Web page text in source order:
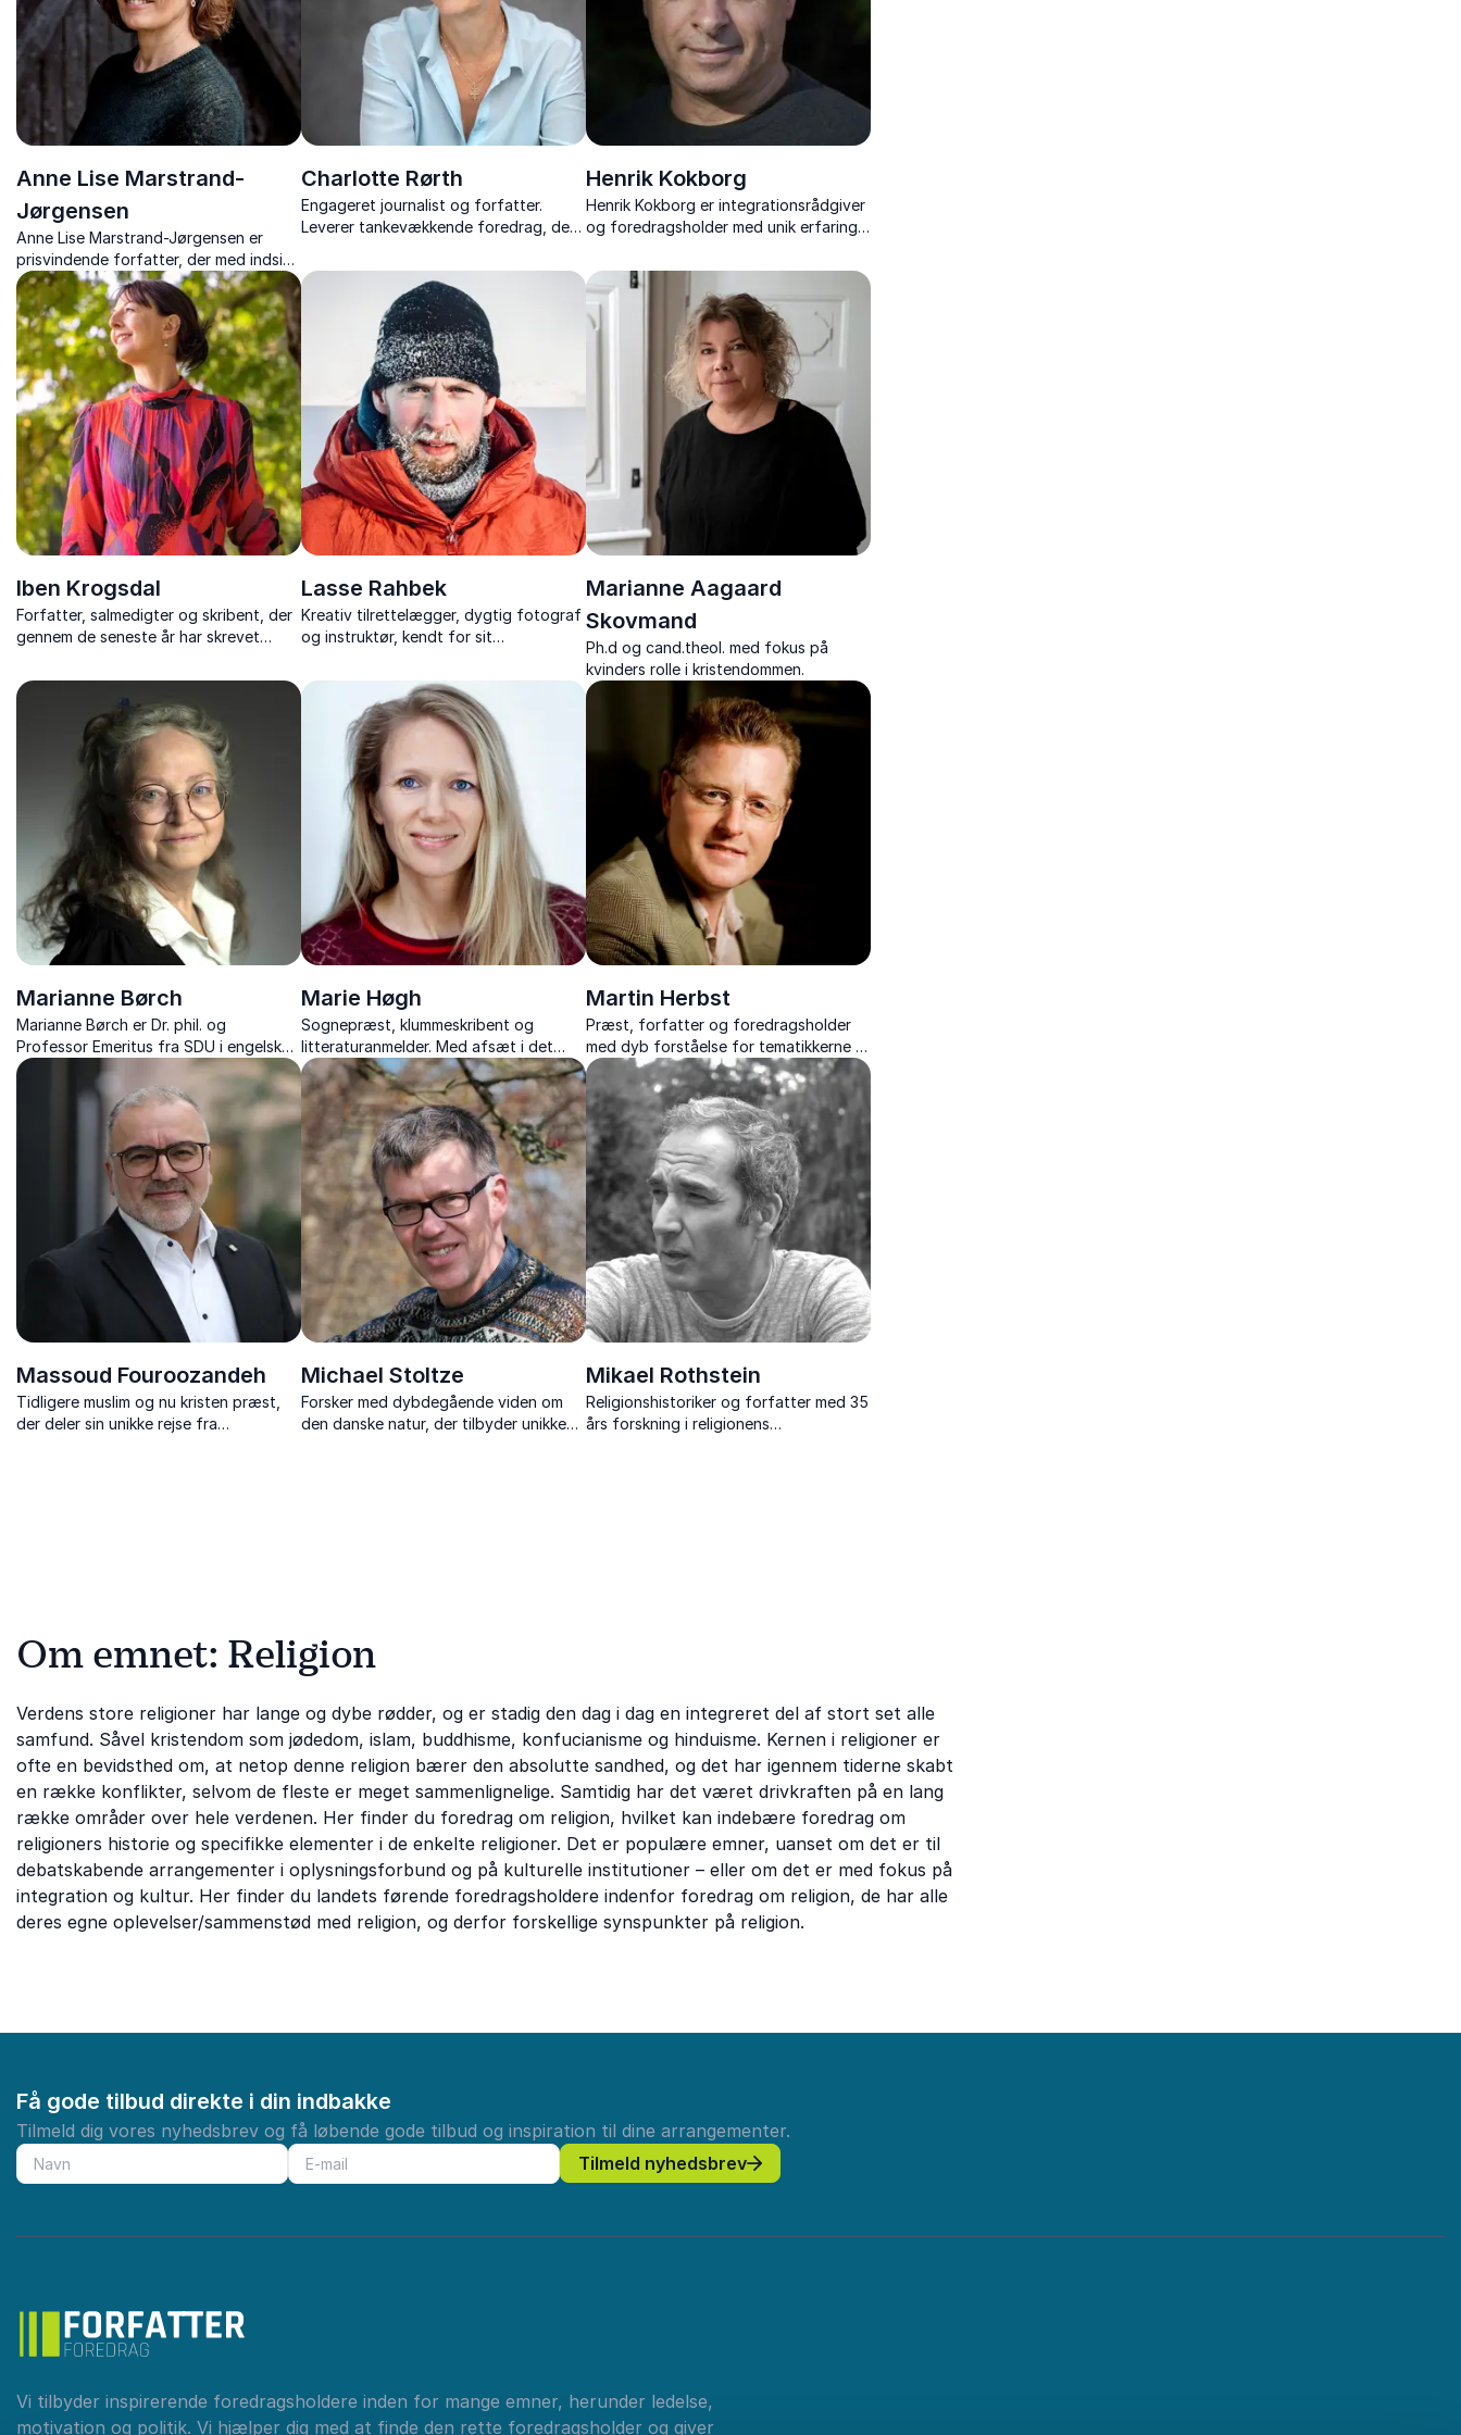
Anne Lise Marstrand-
Jørgensen
Anne Lise Marstrand-Jørgensen er
prisvindende forfatter, der med indsigt
og varme fortæller om litteraturens
kraft, historiske kvinder og livets store
valg.
Charlotte Rørth
Engageret journalist og forfatter.
Leverer tankevækkende foredrag, der
formidle komplekse emner med klarhed.
Henrik Kokborg
Henrik Kokborg er integrationsrådgiver
og foredragsholder med unik erfaring i
parallelsamfund.
Iben Krogsdal
Forfatter, salmedigter og skribent, der
gennem de seneste år har skrevet
koncertfortællinger og korværker.
Lasse Rahbek
Kreativ tilrettelægger, dygtig fotograf
og instruktør, kendt for sit
"Sirius", der viser unikke fortællinger
gennem sit linse.
Marianne Aagaard
Skovmand
Ph.d og cand.theol. med fokus på
kvinders rolle i kristendommen.
Marianne Børch
Marianne Børch er Dr. phil. og
Professor Emeritus fra SDU i engelsk
litteratur.
Marie Høgh
Sognepræst, klummeskribent og
litteraturanmelder. Med afsæt i det
kristne menneskesyn udfolder hun de
vilkår, der former os, uanset tid og
tendens.
Martin Herbst
Præst, forfatter og foredragsholder
med dyb forståelse for tematikkerne i
Dantes "Guddommelige Komedie".
Formidler komplekse åndelige og
filosofiske spørgsmål
Massoud Fouroozandeh
Tidligere muslim og nu kristen præst,
der deler sin unikke rejse fra
Michael Stoltze
Forsker med dybdegående viden om
den danske natur, der tilbyder unikke
Mikael Rothstein
Religionshistoriker og forfatter med 35
års forskning i religionens
Om emnet: Religion
Verdens store religioner har lange og dybe rødder, og er stadig den dag i dag en integreret del af stort set alle
samfund. Såvel kristendom som jødedom, islam, buddhisme, konfucianisme og hinduisme. Kernen i religioner er
ofte en bevidsthed om, at netop denne religion bærer den absolutte sandhed, og det har igennem tiderne skabt
en række konflikter, selvom de fleste er meget sammenlignelige. Samtidig har det været drivkraften på en lang
række områder over hele verdenen. Her finder du foredrag om religion, hvilket kan indebære foredrag om
religioners historie og specifikke elementer i de enkelte religioner. Det er populære emner, uanset om det er til
debatskabende arrangementer i oplysningsforbund og på kulturelle institutioner – eller om det er med fokus på
integration og kultur. Her finder du landets førende foredragsholdere indenfor foredrag om religion, de har alle
deres egne oplevelser/sammenstød med religion, og derfor forskellige synspunkter på religion.
Få gode tilbud direkte i din indbakke
Tilmeld dig vores nyhedsbrev og få løbende gode tilbud og inspiration til dine arrangementer.
Tilmeld nyhedsbrev
Vi tilbyder inspirerende foredragsholdere inden for mange emner, herunder ledelse,
motivation og politik. Vi hjælper dig med at finde den rette foredragsholder og giver